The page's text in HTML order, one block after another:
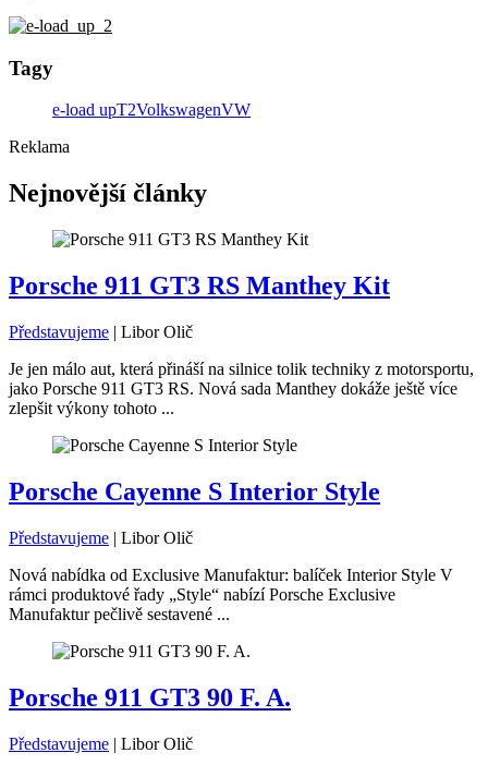
Tagy
e-load upT2VolkswagenVW
Reklama
Nejnovější články
Porsche 911 GT3 RS Manthey Kit
Představujeme | Libor Olič
Je jen málo aut, která přináší na silnice tolik techniky z motorsportu,
jako Porsche 911 GT3 RS. Nová sada Manthey dokáže ještě více
zlepšit výkony tohoto ...
Porsche Cayenne S Interior Style
Představujeme | Libor Olič
Nová nabídka od Exclusive Manufaktur: balíček Interior Style V
rámci produktové řady „Style“ nabízí Porsche Exclusive
Manufaktur pečlivě sestavené ...
Porsche 911 GT3 90 F. A.
Představujeme | Libor Olič